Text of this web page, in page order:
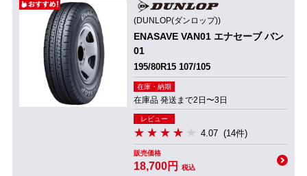
(DUNLOP(ダンロップ))
ENASAVE VAN01 エナセーブ バン
01
195/80R15 107/105
在庫・納期
在庫品 発送まで2日〜3日
レビュー
4.07 (14件)
販売価格
18,700円 税込